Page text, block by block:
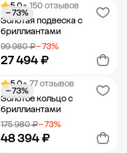
Добавить в корзину
5.0• 150 отзывов
Золотая подвеска с
бриллиантами
99 980 ₽− 73%
27 494 ₽
− 73%
Добавить в корзину
5.0• 77 отзывов
Золотое кольцо с
бриллиантами
175 980 ₽− 73%
48 394 ₽
− 73%